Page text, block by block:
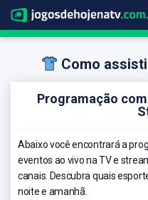
Como
Programação
Abaixo você encontrará a
eventos ao vivo na TV e
canais. Descubra quais
noite e amanhã.